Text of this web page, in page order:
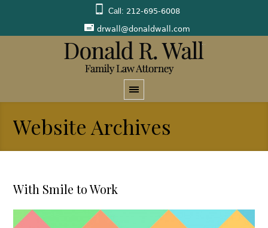
Call: 212-695-6008
drwall@donaldwall.com
Website Archives
With Smile to Work